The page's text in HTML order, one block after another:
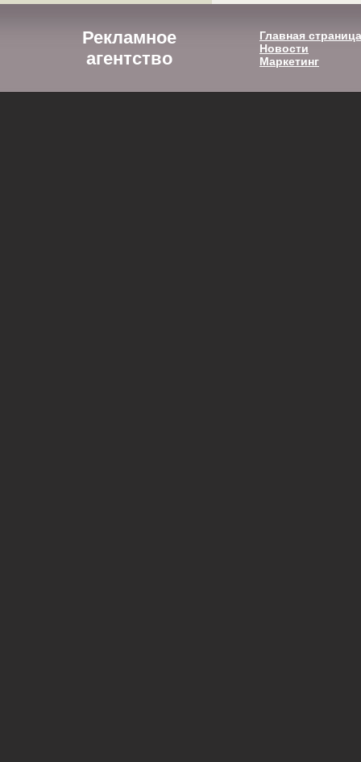
Рекламное
агентство
Главная страница
Новости
Маркетинг